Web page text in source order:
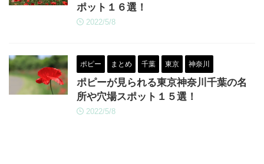
ポット１６選！
2022/5/8
ポピー まとめ 千葉 東京 神奈川
ポピーが見られる東京神奈川千葉の名
所や穴場スポット１５選！
2022/5/8